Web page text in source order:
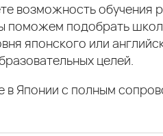
возможность обучения
поможем подобрать
японского или
целей.
в Японии с полным